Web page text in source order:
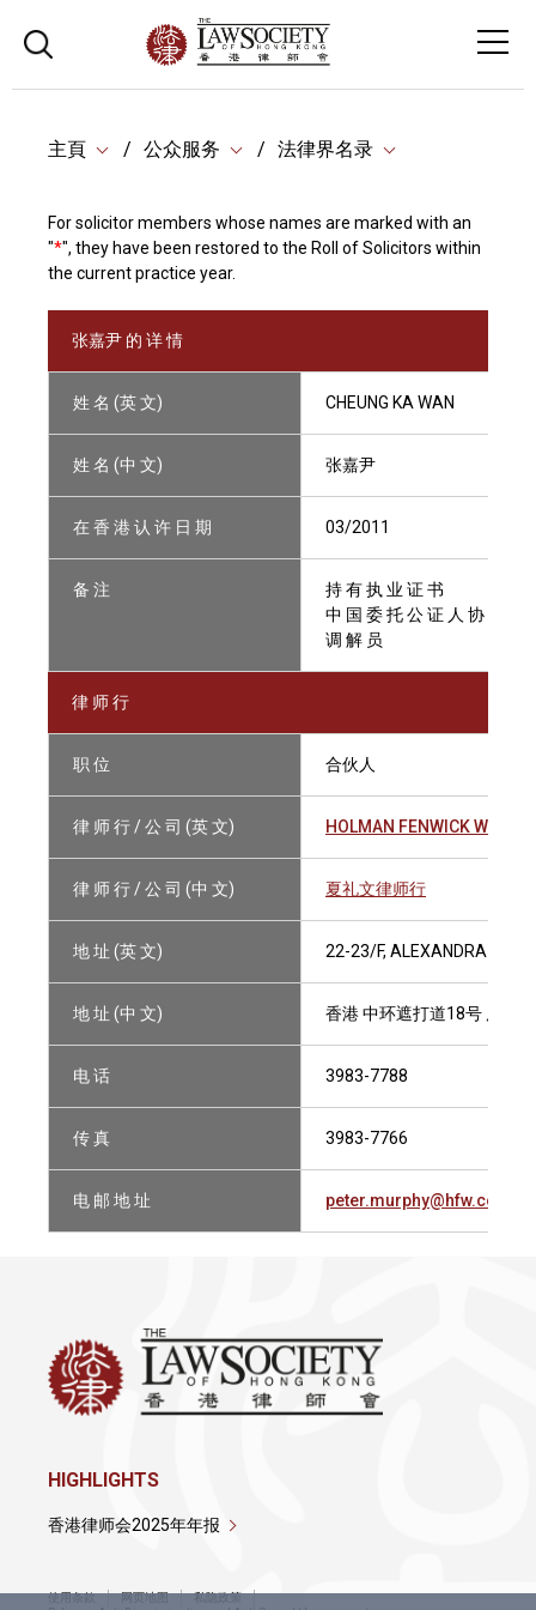
主頁 公众服务 法律界名录
For solicitor members whose names are marked with an
"*", they have been restored to the Roll of Solicitors within
the current practice year.
张嘉尹 的 详 情
姓 名 (英 文) CHEUNG KA WAN
姓 名 (中 文) 张嘉尹
在 香 港 认 许 日 期 03/2011
备 注
持 有 执 业 证 书
中 国 委 托 公 证 人 协 会 会
调 解 员
律 师 行
职 位 合伙人
律 师 行 / 公 司 (英 文) HOLMAN FENWICK WILLAN
律 师 行 / 公 司 (中 文) 夏礼文律师行
地 址 (英 文) 22-23/F, ALEXANDRA
地 址 (中 文) 香港 中环遮打道18号 历山
电 话 3983-7788
传 真 3983-7766
电 邮 地 址 peter.murphy@hfw.com
HIGHLIGHTS
香港律师会2025年年报
使用条款 网页地图
私隐政策